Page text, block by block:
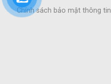
Chính sách bảo mật thông tin